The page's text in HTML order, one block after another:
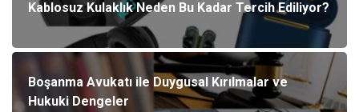
Kablosuz Kulaklık Neden Bu Kadar Tercih Ediliyor?
Boşanma Avukatı ile Duygusal Kırılmalar ve
Hukuki Dengeler